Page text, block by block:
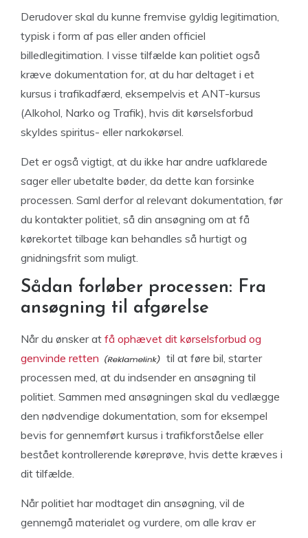
Derudover skal du kunne fremvise gyldig legitimation,
typisk i form af pas eller anden officiel
billedlegitimation. I visse tilfælde kan politiet også
kræve dokumentation for, at du har deltaget i et
kursus i trafikadfærd, eksempelvis et ANT-kursus
(Alkohol, Narko og Trafik), hvis dit kørselsforbud
skyldes spiritus- eller narkokørsel.
Det er også vigtigt, at du ikke har andre uafklarede
sager eller ubetalte bøder, da dette kan forsinke
processen. Saml derfor al relevant dokumentation, før
du kontakter politiet, så din ansøgning om at få
kørekortet tilbage kan behandles så hurtigt og
gnidningsfrit som muligt.
Sådan forløber processen: Fra
ansøgning til afgørelse
Når du ønsker at få ophævet dit kørselsforbud og
genvinde retten
til at føre bil, starter
processen med, at du indsender en ansøgning til
politiet. Sammen med ansøgningen skal du vedlægge
den nødvendige dokumentation, som for eksempel
bevis for gennemført kursus i trafikforståelse eller
bestået kontrollerende køreprøve, hvis dette kræves i
dit tilfælde.
Når politiet har modtaget din ansøgning, vil de
gennemgå materialet og vurdere, om alle krav er